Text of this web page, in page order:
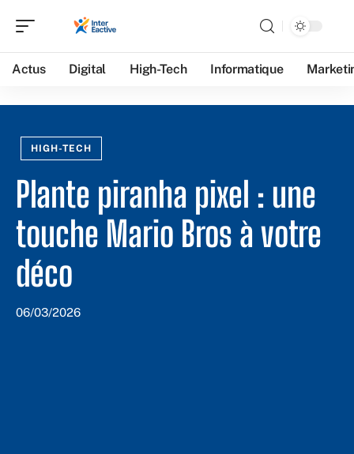
Actus Digital High-Tech Informatique
HIGH-TECH
Plante piranha pixel : une
touche Mario Bros à votre
déco
06/03/2026